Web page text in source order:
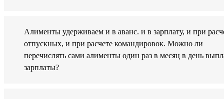
Алименты удерживаем и в аванс. и в зарплату, и при
отпускных, и при расчете командировок. Можно ли
перечислять сами алименты один раз в месяц в день
зарплаты?